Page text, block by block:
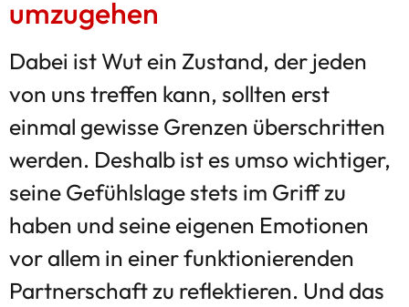
umzugehen
Dabei ist Wut ein Zustand, der jeden
von uns treffen kann, sollten erst
einmal gewisse Grenzen überschritten
werden. Deshalb ist es umso wichtiger,
seine Gefühlslage stets im Griff zu
haben und seine eigenen Emotionen
vor allem in einer funktionierenden
Partnerschaft zu reflektieren. Und das